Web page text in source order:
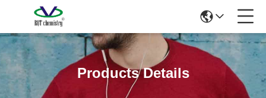
Products Details